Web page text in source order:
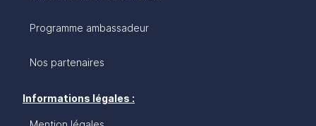
Programme ambassadeur
Nos partenaires
Informations légales :